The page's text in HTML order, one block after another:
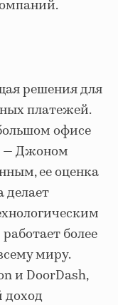
решения для
платежей.
офисе
— Джоном
ее оценка
делает
более
миру.
и DoorDash,
доход